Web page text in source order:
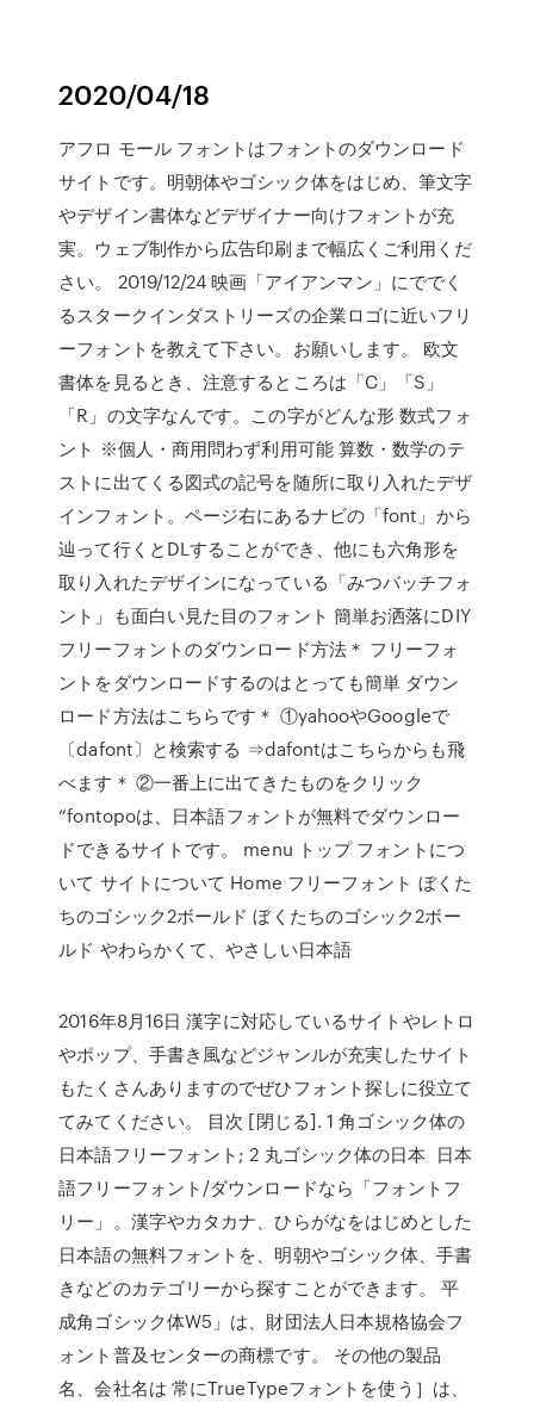
2020/04/18
アフロ モール フォントはフォントのダウンロード
サイトです。明朝体やゴシック体をはじめ、筆文字
やデザイン書体などデザイナー向けフォントが充
実。ウェブ制作から広告印刷まで幅広くご利用くだ
さい。 2019/12/24 映画「アイアンマン」にででく
るスタークインダストリーズの企業ロゴに近いフリ
ーフォントを教えて下さい。お願いします。 欧文
書体を見るとき、注意するところは「C」「S」
「R」の文字なんです。この字がどんな形 数式フォ
ント ※個人・商用問わず利用可能 算数・数学のテ
ストに出てくる図式の記号を随所に取り入れたデザ
インフォント。ページ右にあるナビの「font」から
辿って行くとDLすることができ、他にも六角形を
取り入れたデザインになっている「みつバッチフォ
ント」も面白い見た目のフォント 簡単お洒落にDIY
フリーフォントのダウンロード方法＊ フリーフォ
ントをダウンロードするのはとっても簡単 ダウン
ロード方法はこちらです＊ ①yahooやGoogleで
〔dafont〕と検索する ⇒dafontはこちらからも飛
べます＊ ②一番上に出てきたものをクリック
“fontopoは、日本語フォントが無料でダウンロー
ドできるサイトです。 menu トップ フォントにつ
いて サイトについて Home フリーフォント ぼくた
ちのゴシック2ボールド ぼくたちのゴシック2ボー
ルド やわらかくて、やさしい日本語
2016年8月16日 漢字に対応しているサイトやレトロ
やポップ、手書き風などジャンルが充実したサイト
もたくさんありますのでぜひフォント探しに役立て
てみてください。 目次 [閉じる]. 1 角ゴシック体の
日本語フリーフォント; 2 丸ゴシック体の日本 日本
語フリーフォント/ダウンロードなら「フォントフ
リー」。漢字やカタカナ、ひらがなをはじめとした
日本語の無料フォントを、明朝やゴシック体、手書
きなどのカテゴリーから探すことができます。 平
成角ゴシック体W5」は、財団法人日本規格協会フ
ォント普及センターの商標です。 その他の製品
名、会社名は 常にTrueTypeフォントを使う］は、